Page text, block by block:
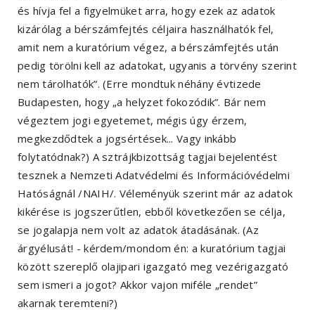
és hívja fel a figyelmüket arra, hogy ezek az adatok
kizárólag a bérszámfejtés céljaira használhatók fel,
amit nem a kuratórium végez, a bérszámfejtés után
pedig törölni kell az adatokat, ugyanis a törvény szerint
nem tárolhatók”. (Erre mondtuk néhány évtizede
Budapesten, hogy „a helyzet fokozódik”. Bár nem
végeztem jogi egyetemet, mégis úgy érzem,
megkezdődtek a jogsértések... Vagy inkább
folytatódnak?) A sztrájkbizottság tagjai bejelentést
tesznek a Nemzeti Adatvédelmi és Információvédelmi
Hatóságnál /NAIH/. Véleményük szerint már az adatok
kikérése is jogszerűtlen, ebből következően se célja,
se jogalapja nem volt az adatok átadásának. (Az
árgyélusát! - kérdem/mondom én: a kuratórium tagjai
között szereplő olajipari igazgató meg vezérigazgató
sem ismeri a jogot? Akkor vajon miféle „rendet”
akarnak teremteni?)